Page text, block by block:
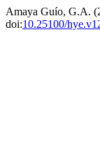
Amaya Guío, G.A.
doi:10.25100/